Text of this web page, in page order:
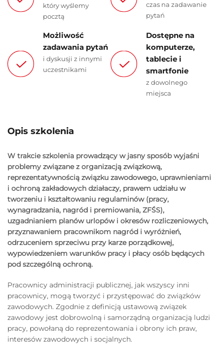
który wyślemy
pocztą
czas na zadawanie
pytań
Możliwość
zadawania pytań
i dyskusji z innymi
uczestnikami
Dostępne na
komputerze,
tablecie i
smartfonie
z dowolnego
miejsca
Opis szkolenia
W trakcie szkolenia prowadzący w jasny sposób wyjaśni
problemy związane z organizacją związkową,
reprezentatywnością związku zawodowego, uprawnieniami
i ochroną zakładowych działaczy, prawem udziału w
tworzeniu i kształtowaniu regulaminów (pracy,
wynagradzania, nagród i premiowania, ZFŚS),
uzgadnianiem planów urlopów i okresów rozliczeniowych,
przyznawaniem pracownikom nagród i wyróżnień,
odrzuceniem sprzeciwu przy karze porządkowej,
wypowiedzeniem warunków pracy i płacy osób będących
pod szczególną ochroną.
Pracownicy administracji publicznej, jak wszyscy inni
pracownicy, mogą tworzyć i przystępować do związków
zawodowych. Zgodnie z definicją ustawową związek
zawodowy jest dobrowolną i samorządną organizacją ludzi
pracy, powołaną do reprezentowania i obrony ich praw,
interesów zawodowych i socjalnych.